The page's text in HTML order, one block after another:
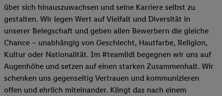
über sich hinauszuwachsen und seine Karriere selbst zu
gestalten. Wir legen Wert auf Vielfalt und Diversität in
unserer Belegschaft und geben allen Bewerbern die gleiche
Chance – unabhängig von Geschlecht, Hautfarbe, Religion,
Kultur oder Nationalität. Im #teamlidl begegnen wir uns auf
Augenhöhe und setzen auf einen starken Zusammenhalt. Wir
schenken uns gegenseitig Vertrauen und kommunizieren
offen und ehrlich miteinander. Klingt das nach einem